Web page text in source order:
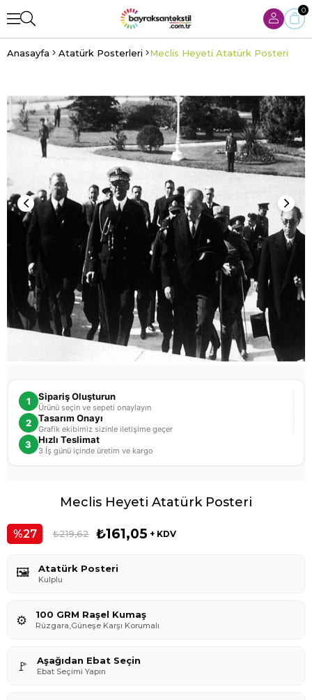
0
Anasayfa Atatürk Posterleri Meclis Heyeti Atatürk Posteri
1 Sipariş Oluşturun
Ürünü seçin ve sepeti onaylayın
2 Tasarım Onayı
Grafik ekibimiz sizinle iletişime geçer
3 Hızlı Teslimat
3 İş günü içinde üretim ve kargo
Meclis Heyeti Atatürk Posteri
27 ₺219,62 ₺161,05 + KDV
🖼️ Atatürk Posteri
Kulplu
⚙️ 100 GRM Raşel Kumaş
Rüzgara,Güneşe Karşı Korumalı
🚩 Aşağıdan Ebat Seçin
Ebat Seçimi Yapın